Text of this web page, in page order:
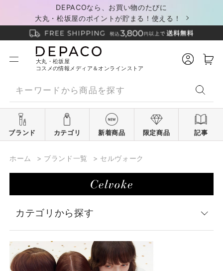
DEPACOなら、お買い物のたびに
大丸・松坂屋のポイントが貯まる！使える！
大丸・松坂屋
コスメの情報メディア＆オンラインストア
ブランド カテゴリ 新着商品 限定商品 記事
ホーム > ブランド一覧 > セルヴォーク
カテゴリから探す